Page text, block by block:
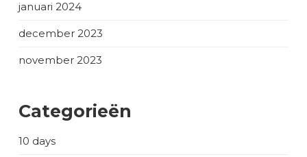
januari 2024
december 2023
november 2023
Categorieën
10 days